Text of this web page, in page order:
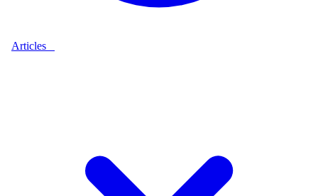
Articles